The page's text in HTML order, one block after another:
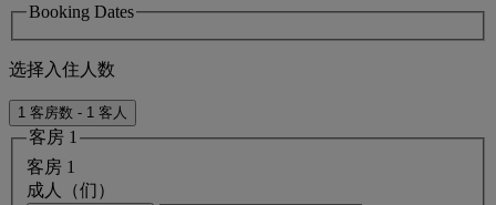
Booking Dates
选择入住人数
1 客房数 - 1 客人
客房 1
客房 1
成人（们）